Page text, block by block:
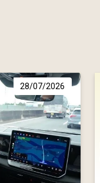
28/07/2026